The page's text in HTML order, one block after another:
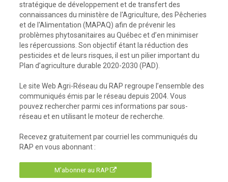
stratégique de développement et de transfert des
connaissances du ministère de l'Agriculture, des Pêcheries
et de l'Alimentation (MAPAQ) afin de prévenir les
problèmes phytosanitaires au Québec et d’en minimiser
les répercussions. Son objectif étant la réduction des
pesticides et de leurs risques, il est un pilier important du
Plan d’agriculture durable 2020-2030 (PAD).
Le site Web Agri-Réseau du RAP regroupe l’ensemble des
communiqués émis par le réseau depuis 2004. Vous
pouvez rechercher parmi ces informations par sous-
réseau et en utilisant le moteur de recherche.
Recevez gratuitement par courriel les communiqués du
RAP en vous abonnant :
M'abonner au RAP